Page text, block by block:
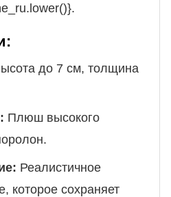
до 7 см, толщина
Плюш высокого
Реалистичное
которое сохраняет